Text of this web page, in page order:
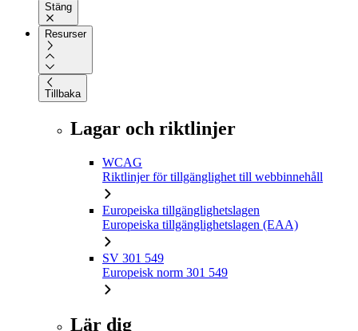
Stäng
Resurser
Tillbaka
Lagar och riktlinjer
WCAG
Riktlinjer för tillgänglighet till webbinnehåll
Europeiska tillgänglighetslagen
Europeiska tillgänglighetslagen (EAA)
SV 301 549
Europeisk norm 301 549
Lär dig